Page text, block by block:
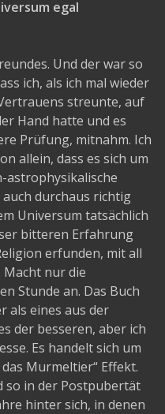
egal
Und der war so
ich, als ich mal wieder
streunte, auf
Hand hatte und es
Prüfung, mitnahm. Ich
allein, dass es sich um
astrophysikalische
durchaus richtig
Universum tatsächlich
bitteren Erfahrung
erfunden, mit all
Macht nur die
Stunde an. Das Buch
als eines aus der
der besseren, aber ich
Es handelt sich um
Murmeltier“ Effekt.
so in der Postpubertät
hinter sich, in denen